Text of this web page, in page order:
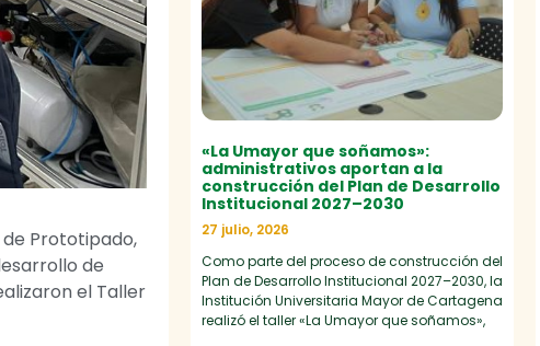
Prototipado,
de
el Taller
«La Umayor que soñamos»:
administrativos aportan a la
construcción del Plan de Desarrollo
Institucional 2027–2030
27 julio, 2026
Como parte del proceso de construcción del
Plan de Desarrollo Institucional 2027–2030, la
Institución Universitaria Mayor de Cartagena
realizó el taller «La Umayor que soñamos»,